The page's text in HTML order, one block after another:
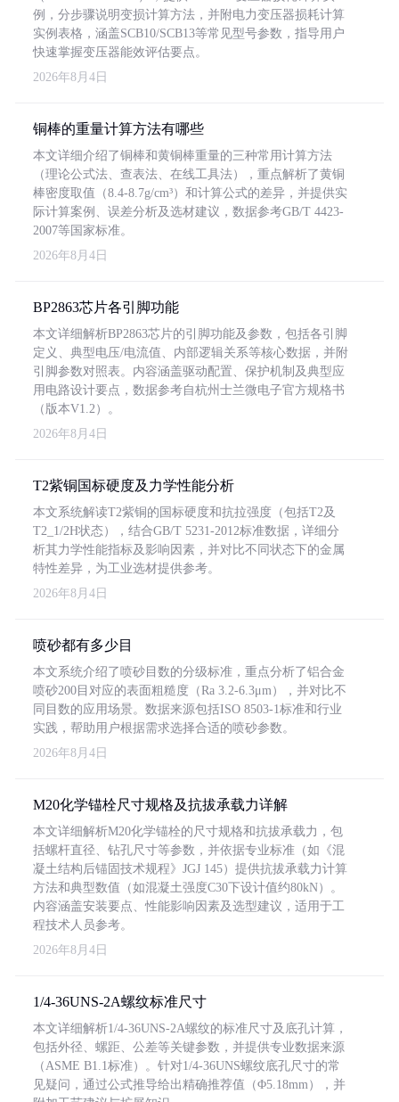
例，分步骤说明变损计算方法，并附电力变压器损耗计算
实例表格，涵盖SCB10/SCB13等常见型号参数，指导用户
快速掌握变压器能效评估要点。
2026年8月4日
铜棒的重量计算方法有哪些
本文详细介绍了铜棒和黄铜棒重量的三种常用计算方法
（理论公式法、查表法、在线工具法），重点解析了黄铜
棒密度取值（8.4-8.7g/cm³）和计算公式的差异，并提供实
际计算案例、误差分析及选材建议，数据参考GB/T 4423-
2007等国家标准。
2026年8月4日
BP2863芯片各引脚功能
本文详细解析BP2863芯片的引脚功能及参数，包括各引脚
定义、典型电压/电流值、内部逻辑关系等核心数据，并附
引脚参数对照表。内容涵盖驱动配置、保护机制及典型应
用电路设计要点，数据参考自杭州士兰微电子官方规格书
（版本V1.2）。
2026年8月4日
T2紫铜国标硬度及力学性能分析
本文系统解读T2紫铜的国标硬度和抗拉强度（包括T2及
T2_1/2H状态），结合GB/T 5231-2012标准数据，详细分
析其力学性能指标及影响因素，并对比不同状态下的金属
特性差异，为工业选材提供参考。
2026年8月4日
喷砂都有多少目
本文系统介绍了喷砂目数的分级标准，重点分析了铝合金
喷砂200目对应的表面粗糙度（Ra 3.2-6.3μm），并对比不
同目数的应用场景。数据来源包括ISO 8503-1标准和行业
实践，帮助用户根据需求选择合适的喷砂参数。
2026年8月4日
M20化学锚栓尺寸规格及抗拔承载力详解
本文详细解析M20化学锚栓的尺寸规格和抗拔承载力，包
括螺杆直径、钻孔尺寸等参数，并依据专业标准（如《混
凝土结构后锚固技术规程》JGJ 145）提供抗拔承载力计算
方法和典型数值（如混凝土强度C30下设计值约80kN）。
内容涵盖安装要点、性能影响因素及选型建议，适用于工
程技术人员参考。
2026年8月4日
1/4-36UNS-2A螺纹标准尺寸
本文详细解析1/4-36UNS-2A螺纹的标准尺寸及底孔计算，
包括外径、螺距、公差等关键参数，并提供专业数据来源
（ASME B1.1标准）。针对1/4-36UNS螺纹底孔尺寸的常
见疑问，通过公式推导给出精确推荐值（Φ5.18mm），并